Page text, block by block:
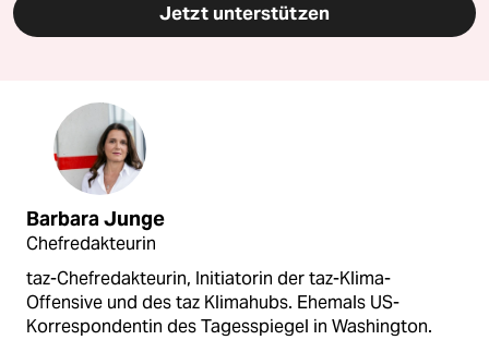
Jetzt unterstützen
Barbara Junge
Chefredakteurin
taz-Chefredakteurin, Initiatorin der taz-Klima-
Offensive und des taz Klimahubs. Ehemals US-
Korrespondentin des Tagesspiegel in Washington.